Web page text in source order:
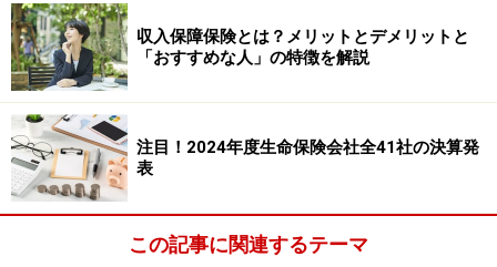
高橋選手：
お風呂に入るのが好きなので、試合の直前にもお風呂に
入ることが多いです。普段の食事は、特に気にせず食べ
たいものは何でも食べています。
松友選手：
1年の半分は海外にいるので、ヨーロッパに行くときは
米とか栄養を取りやすいものを持っていくようにしてい
収入保障保険とは？メリットとデメリットと
「おすすめな人」の特徴を解説
注目！2024年度生命保険会社全41社の決算発
表
この記事に関連するテーマ